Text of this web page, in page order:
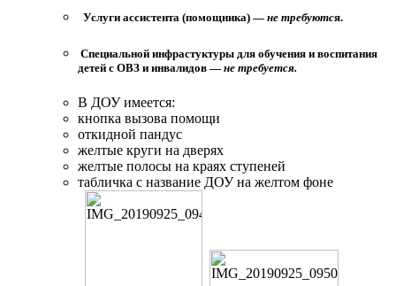
Услуги ассистента (помощника) — не требуются.
Специальной инфрастуктуры для обучения и воспитания
детей с ОВЗ и инвалидов — не требуется.
В ДОУ имеется:
кнопка вызова помощи
откидной пандус
желтые круги на дверях
желтые полосы на краях ступеней
табличка с название ДОУ на желтом фоне